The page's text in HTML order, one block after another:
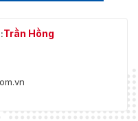
Trần Hồng